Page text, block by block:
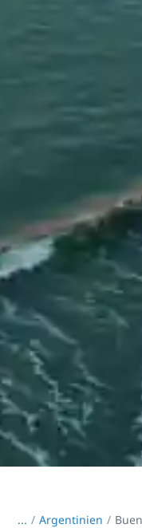
... / Argentinien